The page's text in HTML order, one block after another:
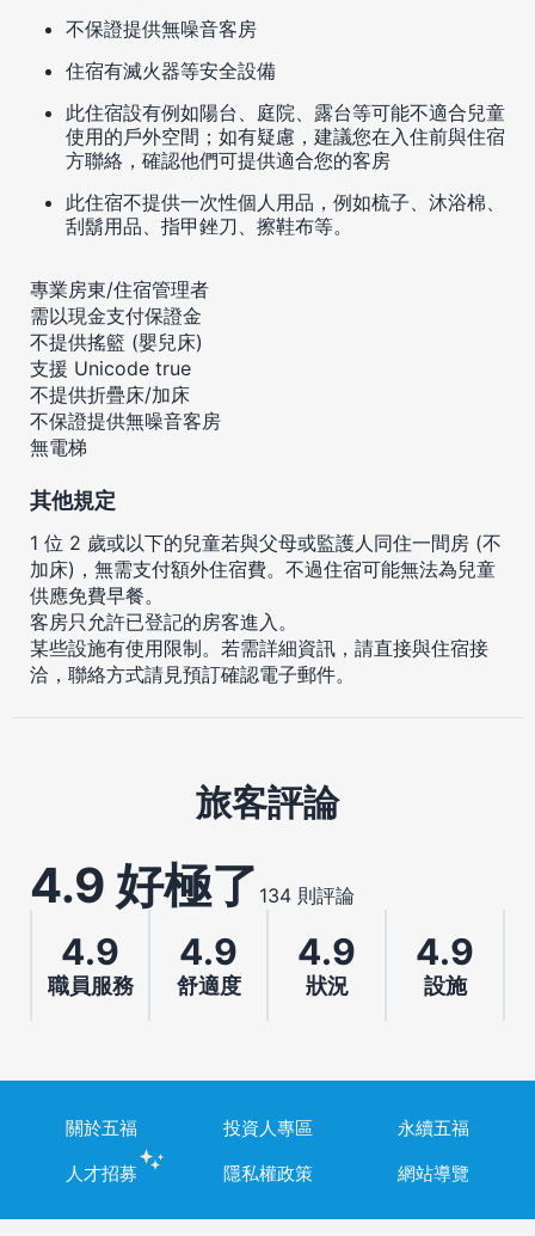
不保證提供無噪音客房
住宿有滅火器等安全設備
此住宿設有例如陽台、庭院、露台等可能不適合兒童
使用的戶外空間；如有疑慮，建議您在入住前與住宿
方聯絡，確認他們可提供適合您的客房
此住宿不提供一次性個人用品，例如梳子、沐浴棉、
刮鬍用品、指甲銼刀、擦鞋布等。
專業房東/住宿管理者
需以現金支付保證金
不提供搖籃 (嬰兒床)
支援 Unicode true
不提供折疊床/加床
不保證提供無噪音客房
無電梯
其他規定
1 位 2 歲或以下的兒童若與父母或監護人同住一間房 (不
加床)，無需支付額外住宿費。不過住宿可能無法為兒童
供應免費早餐。
客房只允許已登記的房客進入。
某些設施有使用限制。若需詳細資訊，請直接與住宿接
洽，聯絡方式請見預訂確認電子郵件。
旅客評論
4.9 好極了 134 則評論
4.9
職員服務
4.9
舒適度
4.9
狀況
4.9
設施
關於五福 投資人專區
永續五福
人才招募
隱私權政策 網站導覽